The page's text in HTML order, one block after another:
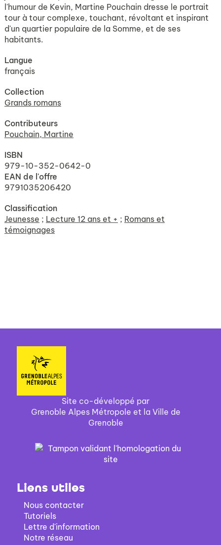
l'humour de Kevin, Martine Pouchain dresse le portrait
tour à tour complexe, touchant, révoltant et inspirant
d'un quartier populaire de la Somme, et de ses
habitants.
Langue
français
Collection
Grands romans
Contributeurs
Pouchain, Martine
ISBN
979-10-352-0642-0
EAN de l'offre
9791035206420
Classification
Jeunesse ; Lecture 12 ans et + ; Romans et
témoignages
Site co-développé par
Grenoble Alpes Métropole et la Ville de
Grenoble
Liens utiles
Nous contacter
Tutoriels
Lettre d'information
Notre réseau